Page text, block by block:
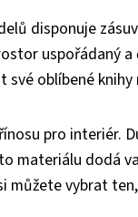
disponuje
uspořádaný
oblíbené knihy
pro interiér.
materiálu dodá
vybrat